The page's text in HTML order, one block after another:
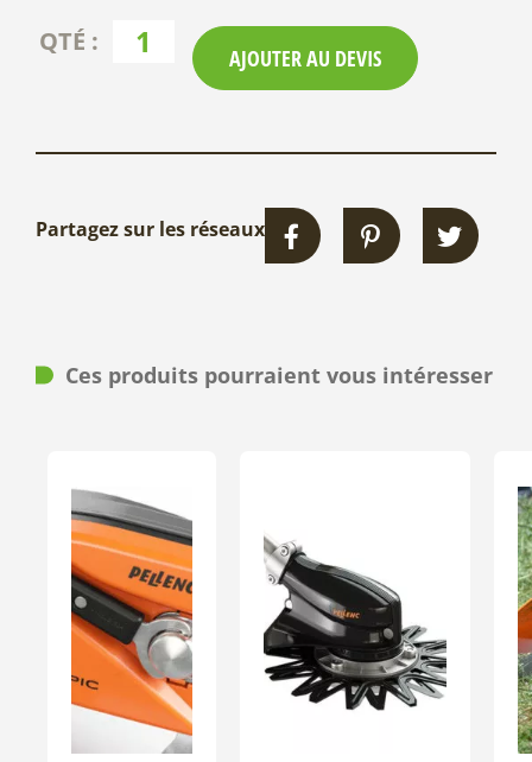
AJOUTER AU DEVIS
Partagez sur les réseaux
Ces produits pourraient vous intéresser